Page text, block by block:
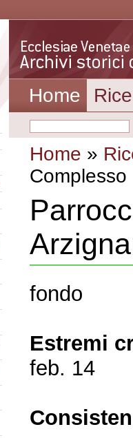
Home
Home »
fondo
Estremi
feb. 14